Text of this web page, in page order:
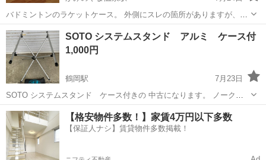
バドミントンのラケットケース。 外側にスレの箇所がありますが、中
のクッションはきれいです。
山形 山形市 その他
SOTO システムスタンド アルミ ケース付
1,000円
鶴岡駅
7月23日
SOTO システムスタンド ケース付きの 中古になります。 ノークレ
ーム、ノーリターンでお願いします。
山形 鶴岡市 鶴岡駅 その他
【格安物件多数！】家賃4万円以下多数
【保証人ナシ】賃貸物件多数掲載！